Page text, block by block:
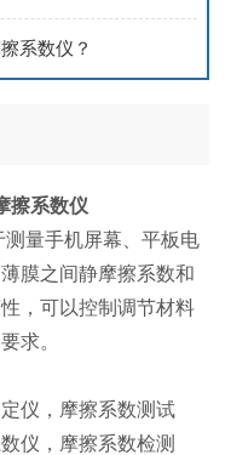
系数仪？
擦系数仪
测量手机屏幕、平板电
膜之间静摩擦系数和
，可以控制调节材料
求。
仪，摩擦系数测试
仪，摩擦系数检测